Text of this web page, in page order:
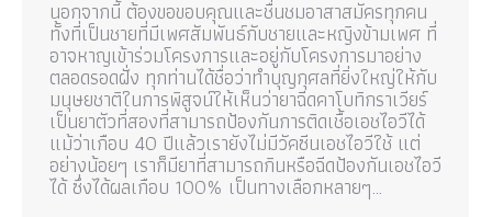
นอกจากนี้ ต้องขอขอบคุณและชื่นชมอาสาสมัครทุกคน
ทั้งที่เป็นชายที่มีเพศสัมพันธ์กับชายและหญิงข้ามเพศ ที่
อาจหาญเข้าร่วมโครงการและอยู่กับโครงการมาอย่าง
ตลอดรอดฝั่ง ทุกท่านได้ชื่อว่าทำบุญกุศลที่ยิ่งใหญ่ให้กับ
มนุษยชาติในการพิสูจน์ให้เห็นว่ายาฉีดคาโบทิกราเวียร์
เป็นยาตัวที่สองที่สามารถป้องกันการติดเชื้อเอชไอวีได้
แม้ว่าเกือบ 40 ปีแล้วเรายังไม่มีวัคซีนเอชไอวีใช้ แต่
อย่างน้อยๆ เราก็มียาที่สามารถกินหรือฉีดป้องกันเอชไอวี
ได้ ซึ่งได้ผลเกือบ 100% เป็นทางเลือกหลายๆ…